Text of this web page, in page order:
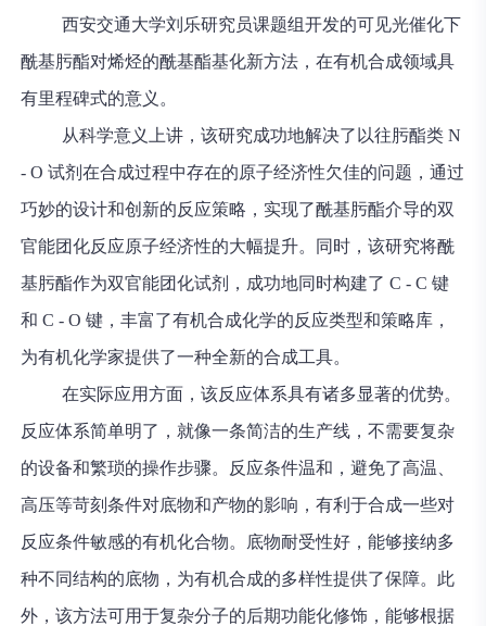
西安交通大学刘乐研究员课题组开发的可见光催化下
酰基肟酯对烯烃的酰基酯基化新方法，在有机合成领域具
有里程碑式的意义。
从科学意义上讲，该研究成功地解决了以往肟酯类 N
- O 试剂在合成过程中存在的原子经济性欠佳的问题，通过
巧妙的设计和创新的反应策略，实现了酰基肟酯介导的双
官能团化反应原子经济性的大幅提升。同时，该研究将酰
基肟酯作为双官能团化试剂，成功地同时构建了 C - C 键
和 C - O 键，丰富了有机合成化学的反应类型和策略库，
为有机化学家提供了一种全新的合成工具。
在实际应用方面，该反应体系具有诸多显著的优势。
反应体系简单明了，就像一条简洁的生产线，不需要复杂
的设备和繁琐的操作步骤。反应条件温和，避免了高温、
高压等苛刻条件对底物和产物的影响，有利于合成一些对
反应条件敏感的有机化合物。底物耐受性好，能够接纳多
种不同结构的底物，为有机合成的多样性提供了保障。此
外，该方法可用于复杂分子的后期功能化修饰，能够根据